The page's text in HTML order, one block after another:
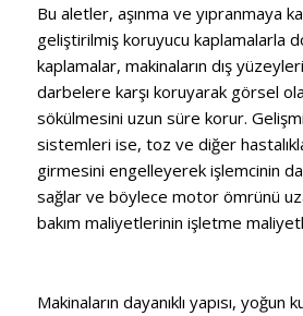
Bu aletler, aşınma ve yıpranmaya
geliştirilmiş koruyucu kaplamalarla
kaplamalar, makinaların dış
darbelere karşı koruyarak görsel
sökülmesini uzun süre korur.
sistemleri ise, toz ve diğer
girmesini engelleyerek işlemcinin
sağlar ve böylece motor ömrünü
bakım maliyetlerinin işletme
Makinaların dayanıklı yapısı, yoğun